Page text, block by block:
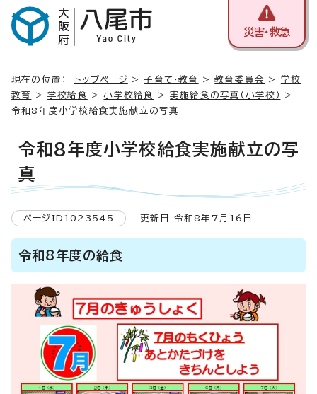
災害・救急
現在の位置： トップページ >子育て・教育 >教育委員会 > 学校
教育
>学校給食 >小学校給食 >実施給食の写真（小学校）
>
令和8年度小学校給食実施献立の写真
令和8年度小学校給食実施献立の写
真
ページID1023545 更新日 令和8年7月16日
令和8年度の給食